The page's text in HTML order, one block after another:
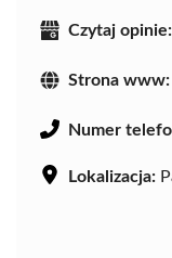
Czytaj opinie:
Strona www:
Numer
Lokalizacja: